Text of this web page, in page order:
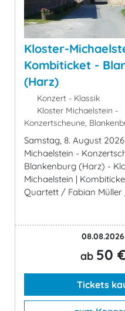
Kloster-
Kombiticket -
(Harz)
Konzert - Klassik
Kloster Michaelstein -
Konzertscheune,
Samstag, 8. August
Michaelstein -
Blankenburg (Harz) -
Michaelstein |
Quartett / Fabian Müller
08.08.2026
ab 50
Tickets